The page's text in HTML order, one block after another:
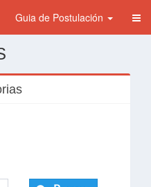
Guia de Postulación